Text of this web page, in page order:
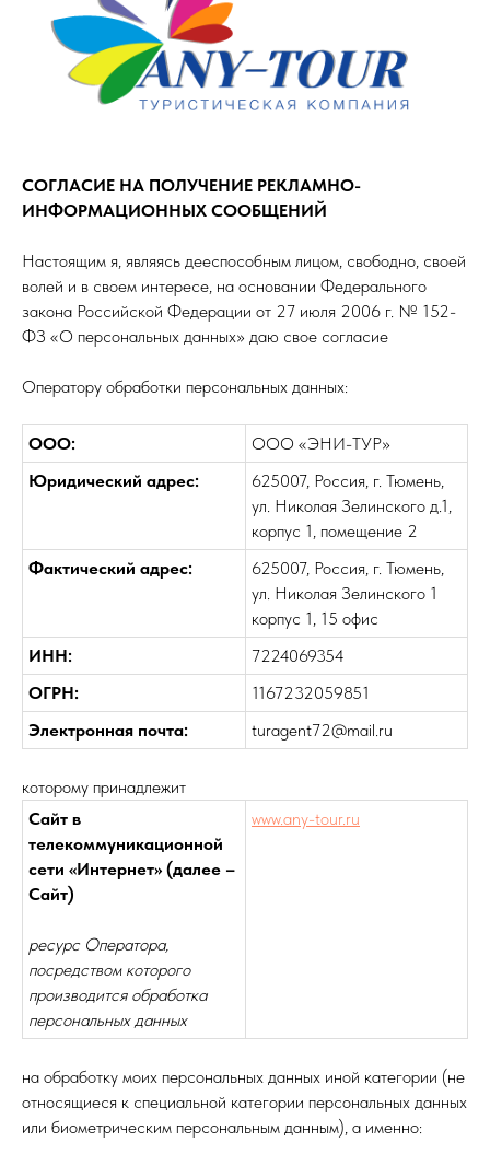
СОГЛАСИЕ НА ПОЛУЧЕНИЕ РЕКЛАМНО-
ИНФОРМАЦИОННЫХ СООБЩЕНИЙ
Настоящим я, являясь дееспособным лицом, свободно, своей
волей и в своем интересе, на основании Федерального
закона Российской Федерации от 27 июля 2006 г. № 152-
ФЗ «О персональных данных» даю свое согласие
Оператору обработки персональных данных:
ООО:
ООО «ЭНИ-ТУР»
Юридический адрес:
625007, Россия, г. Тюмень,
ул. Николая Зелинского д.1,
корпус 1, помещение 2
Фактический адрес:
625007, Россия, г. Тюмень,
ул. Николая Зелинского 1
корпус 1, 15 офис
ИНН:
7224069354
ОГРН:
1167232059851
Электронная почта:
turagent72@mail.ru
которому принадлежит
Сайт в
телекоммуникационной
сети «Интернет» (далее –
Сайт)
ресурс Оператора,
посредством которого
производится обработка
персональных данных
www.any-tour.ru
на обработку моих персональных данных иной категории (не
относящиеся к специальной категории персональных данных
или биометрическим персональным данным), а именно: